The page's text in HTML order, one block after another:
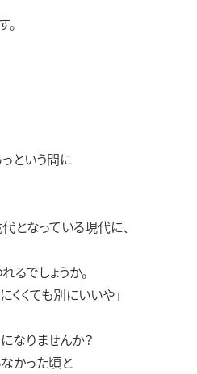
。
という間に
となっている現代に、
でしょうか。
くくても別にいいや」
なりませんか？
かった頃と